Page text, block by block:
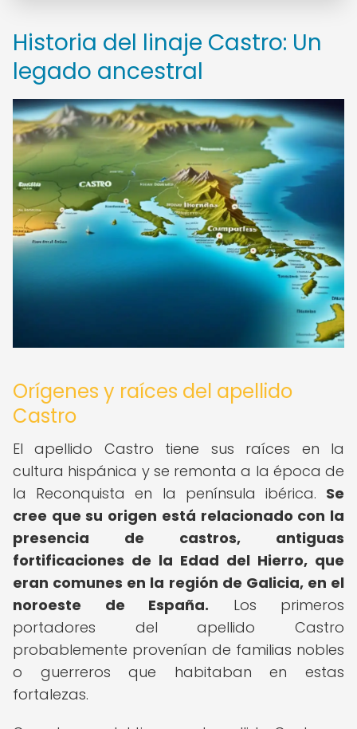
Historia del linaje Castro: Un
legado ancestral
Orígenes y raíces del apellido
Castro
El apellido Castro tiene sus raíces en la
cultura hispánica y se remonta a la época de
la Reconquista en la península ibérica. Se
cree que su origen está relacionado con la
presencia de castros, antiguas
fortificaciones de la Edad del Hierro, que
eran comunes en la región de Galicia, en el
noroeste de España. Los primeros
portadores del apellido Castro
probablemente provenían de familias nobles
o guerreros que habitaban en estas
fortalezas.